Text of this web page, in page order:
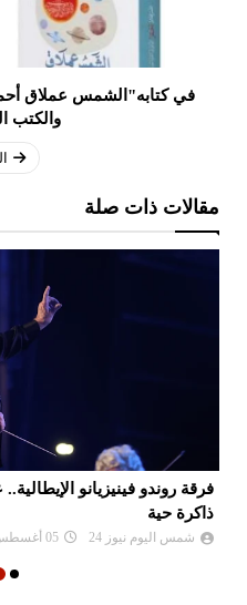
في كتابه"الشمس عملاق
والكتب
مقالات ذات صلة
فرقة روندو فينيزيانو
ذاكرة حية
شمس اليوم نيوز 24 05 أغسطس 2026